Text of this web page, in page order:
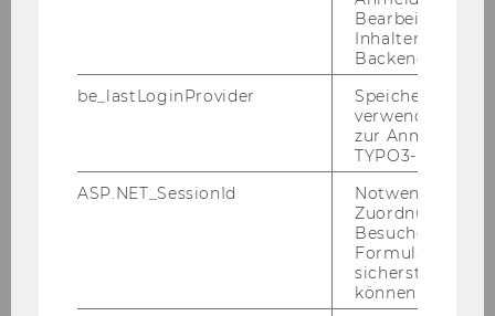
Podcast: In bester Gesellschaft - Folge
Bearbeitung von
Inhalten im
Backend.
be_lastLoginProvider
Speichert die
verwendete
zur Anmeldung
TYPO3-Backend.
ASP.NET_SessionId
Notwendig, um
Zuordnung von
Besucher zu
sicherstellen zu
können.